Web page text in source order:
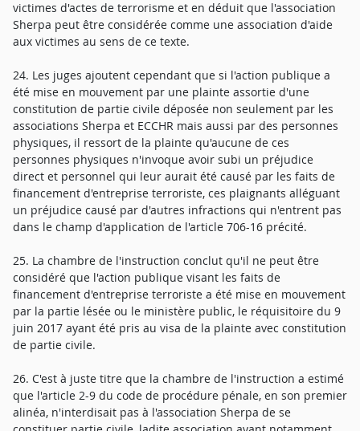
victimes d'actes de terrorisme et en déduit que l'association
Sherpa peut être considérée comme une association d'aide
aux victimes au sens de ce texte.
24. Les juges ajoutent cependant que si l'action publique a
été mise en mouvement par une plainte assortie d'une
constitution de partie civile déposée non seulement par les
associations Sherpa et ECCHR mais aussi par des personnes
physiques, il ressort de la plainte qu'aucune de ces
personnes physiques n'invoque avoir subi un préjudice
direct et personnel qui leur aurait été causé par les faits de
financement d'entreprise terroriste, ces plaignants alléguant
un préjudice causé par d'autres infractions qui n'entrent pas
dans le champ d'application de l'article 706-16 précité.
25. La chambre de l'instruction conclut qu'il ne peut être
considéré que l'action publique visant les faits de
financement d'entreprise terroriste a été mise en mouvement
par la partie lésée ou le ministère public, le réquisitoire du 9
juin 2017 ayant été pris au visa de la plainte avec constitution
de partie civile.
26. C'est à juste titre que la chambre de l'instruction a estimé
que l'article 2-9 du code de procédure pénale, en son premier
alinéa, n'interdisait pas à l'association Sherpa de se